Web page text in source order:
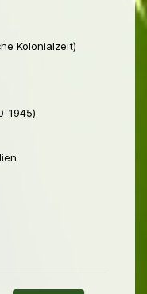
Kolonialzeit)
1945)